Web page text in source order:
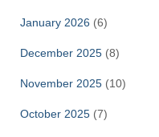
January 2026 (6)
December 2025 (8)
November 2025 (10)
October 2025 (7)